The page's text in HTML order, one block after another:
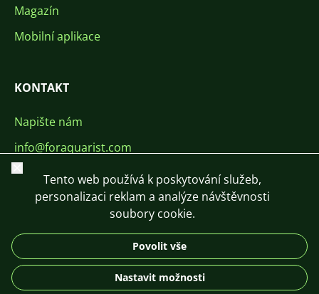
Magazín
Mobilní aplikace
KONTAKT
Napište nám
info@foraquarist.com
+420 603 449 602
DE
© 2026 For Aquarist
Zavřít
Tento web používá k poskytování služeb,
personalizaci reklam a analýze návštěvnosti
soubory cookie.
Povolit vše
Nastavit možnosti